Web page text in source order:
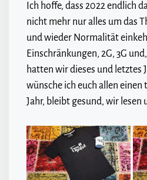
Ich hoffe, dass 2022 endlich
nicht mehr nur alles um das
und wieder Normalität
Einschränkungen, 2G, 3G
hatten wir dieses und letztes
wünsche ich euch allen einen
Jahr, bleibt gesund, wir lesen